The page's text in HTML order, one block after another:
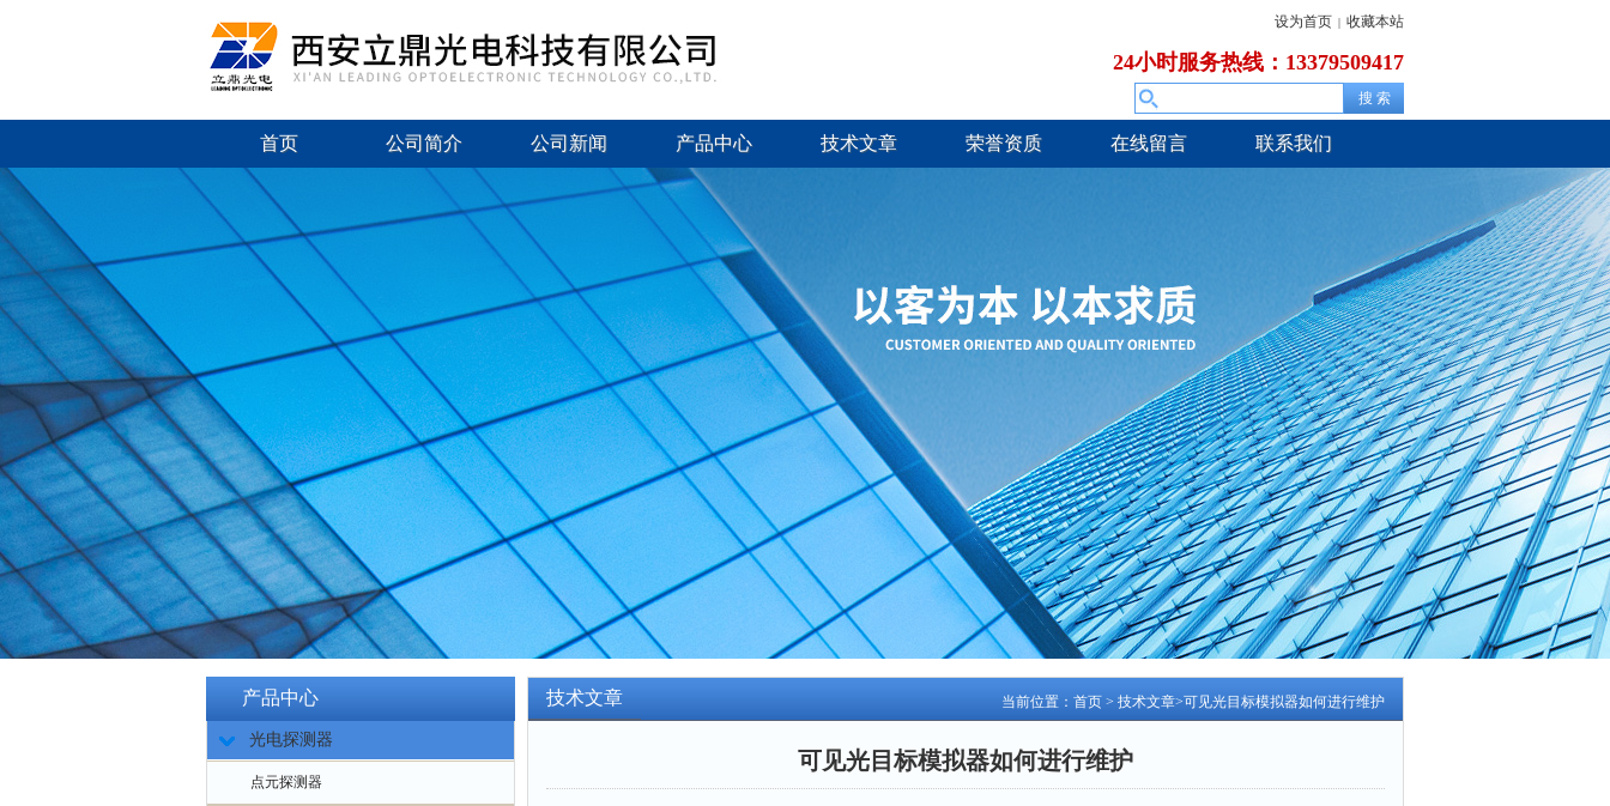
设为首页 | 收藏本站
24小时服务热线：13379509417
首页 公司简介 公司新闻 产品中心 技术文章 荣誉资质 在线留言 联系我们
产品中心
光电探测器
点元探测器
当前位置： 首页 > 技术文章>可见光目标模拟器如何进行维护
技术文章
可见光目标模拟器如何进行维护